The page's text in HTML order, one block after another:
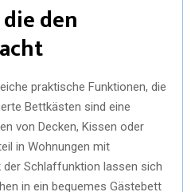
den
praktische Funktionen, die
Bettkästen sind eine
von Decken, Kissen oder
in Wohnungen mit
der Schlaffunktion lassen sich
in ein bequemes Gästebett